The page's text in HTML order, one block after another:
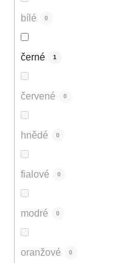
bílé 0
černé 1
červené 0
hnědé 0
fialové 0
modré 0
oranžové 0